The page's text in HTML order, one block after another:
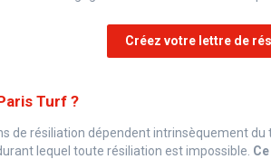
Créez votre lettre de
Turf ?
de résiliation dépendent intrinsèquement
lequel toute résiliation est impossible.